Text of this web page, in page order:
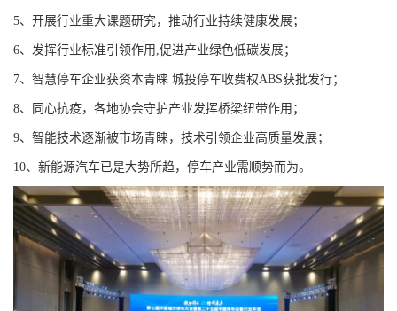
5、开展行业重大课题研究，推动行业持续健康发展；
6、发挥行业标准引领作用,促进产业绿色低碳发展；
7、智慧停车企业获资本青睐 城投停车收费权ABS获批发行；
8、同心抗疫，各地协会守护产业发挥桥梁纽带作用；
9、智能技术逐渐被市场青睐，技术引领企业高质量发展；
10、新能源汽车已是大势所趋，停车产业需顺势而为。